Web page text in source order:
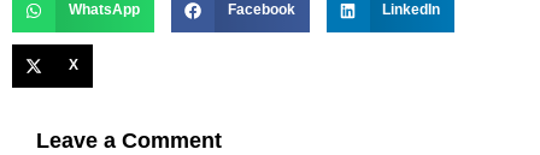
WhatsApp Facebook LinkedIn
X
Leave a Comment